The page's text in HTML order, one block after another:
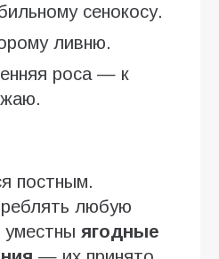
сенокосу.
ливню.
роса — к
постным.
любую
ягодные